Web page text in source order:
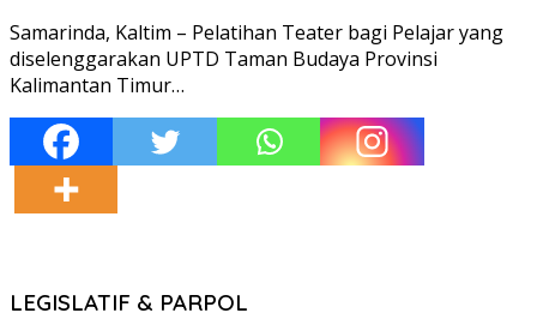
Samarinda, Kaltim – Pelatihan Teater bagi Pelajar yang
diselenggarakan UPTD Taman Budaya Provinsi
Kalimantan Timur…
LEGISLATIF & PARPOL